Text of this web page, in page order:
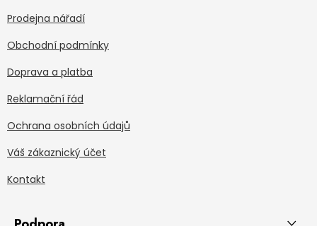
Prodejna nářadí
Obchodní podmínky
Doprava a platba
Reklamační řád
Ochrana osobních údajů
Váš zákaznický účet
Kontakt